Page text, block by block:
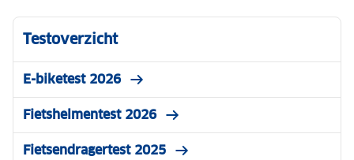
Testoverzicht
E-biketest 2026
Fietshelmentest 2026
Fietsendragertest 2025